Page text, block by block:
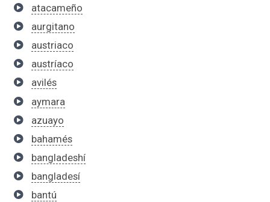
atacameño
aurgitano
austriaco
austríaco
avilés
aymara
azuayo
bahamés
bangladeshí
bangladesí
bantú